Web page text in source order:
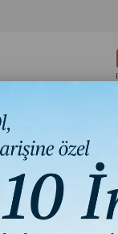
ile Mutluluk Ritüeli